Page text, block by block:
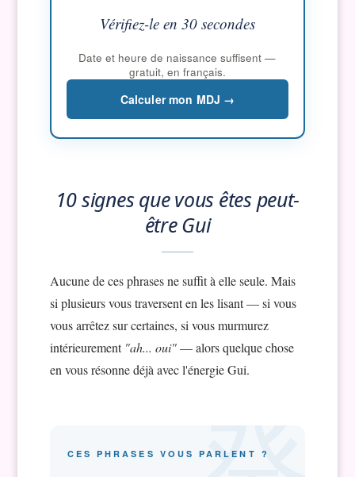
Vérifiez-le en 30 secondes
Date et heure de naissance suffisent —
gratuit, en français.
Calculer mon MDJ →
10 signes que vous êtes peut-
être Gui
Aucune de ces phrases ne suffit à elle seule. Mais
si plusieurs vous traversent en les lisant — si vous
vous arrêtez sur certaines, si vous murmurez
intérieurement "ah... oui"— alors quelque chose
en vous résonne déjà avec l'énergie Gui.
CES PHRASES VOUS PARLENT ?